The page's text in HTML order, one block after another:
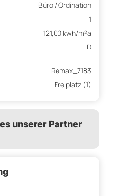
Büro / Ordination
1
121,00 kwh/m²a
D
Remax_7183
Freiplatz (1)
unserer Partner